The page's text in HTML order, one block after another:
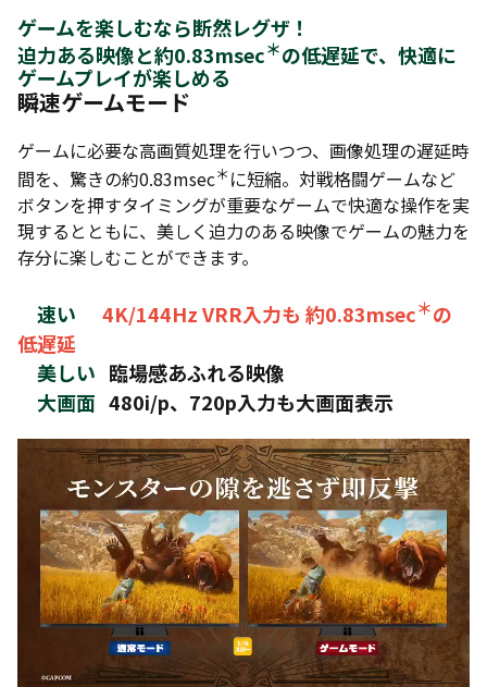
ゲームを楽しむなら断然レグザ！
迫力ある映像と約0.83msec＊の低遅延で、快適に
ゲームプレイが楽しめる
瞬速ゲームモード
ゲームに必要な高画質処理を行いつつ、画像処理の遅延時
間を、驚きの約0.83msec＊ に短縮。対戦格闘ゲームなど
ボタンを押すタイミングが重要なゲームで快適な操作を実
現するとともに、美しく迫力のある映像でゲームの魅力を
存分に楽しむことができます。
速い 4K/144Hz VRR入力も 約0.83msec＊の
低遅延
美しい 臨場感あふれる映像
大画面 480i/p、720p入力も大画面表示